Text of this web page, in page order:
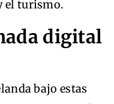
el turismo.
digital
bajo estas